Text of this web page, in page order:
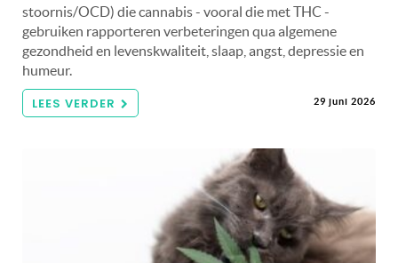
stoornis/OCD) die cannabis - vooral die met THC -
gebruiken rapporteren verbeteringen qua algemene
gezondheid en levenskwaliteit, slaap, angst, depressie en
humeur.
LEES VERDER 29 juni 2026